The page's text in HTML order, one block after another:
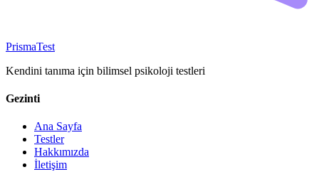
PrismaTest
Kendini tanıma için bilimsel psikoloji testleri
Gezinti
Ana Sayfa
Testler
Hakkımızda
İletişim